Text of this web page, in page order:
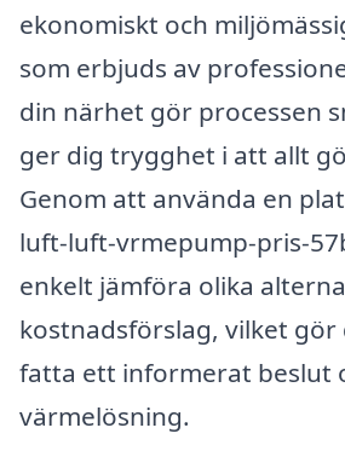
ekonomiskt och
som erbjuds av
din närhet gör processen
ger dig trygghet i att allt
Genom att använda en
luft-luft-vrmepump-pris-
enkelt jämföra olika
kostnadsförslag, vilket
fatta ett informerat beslut
värmelösning.